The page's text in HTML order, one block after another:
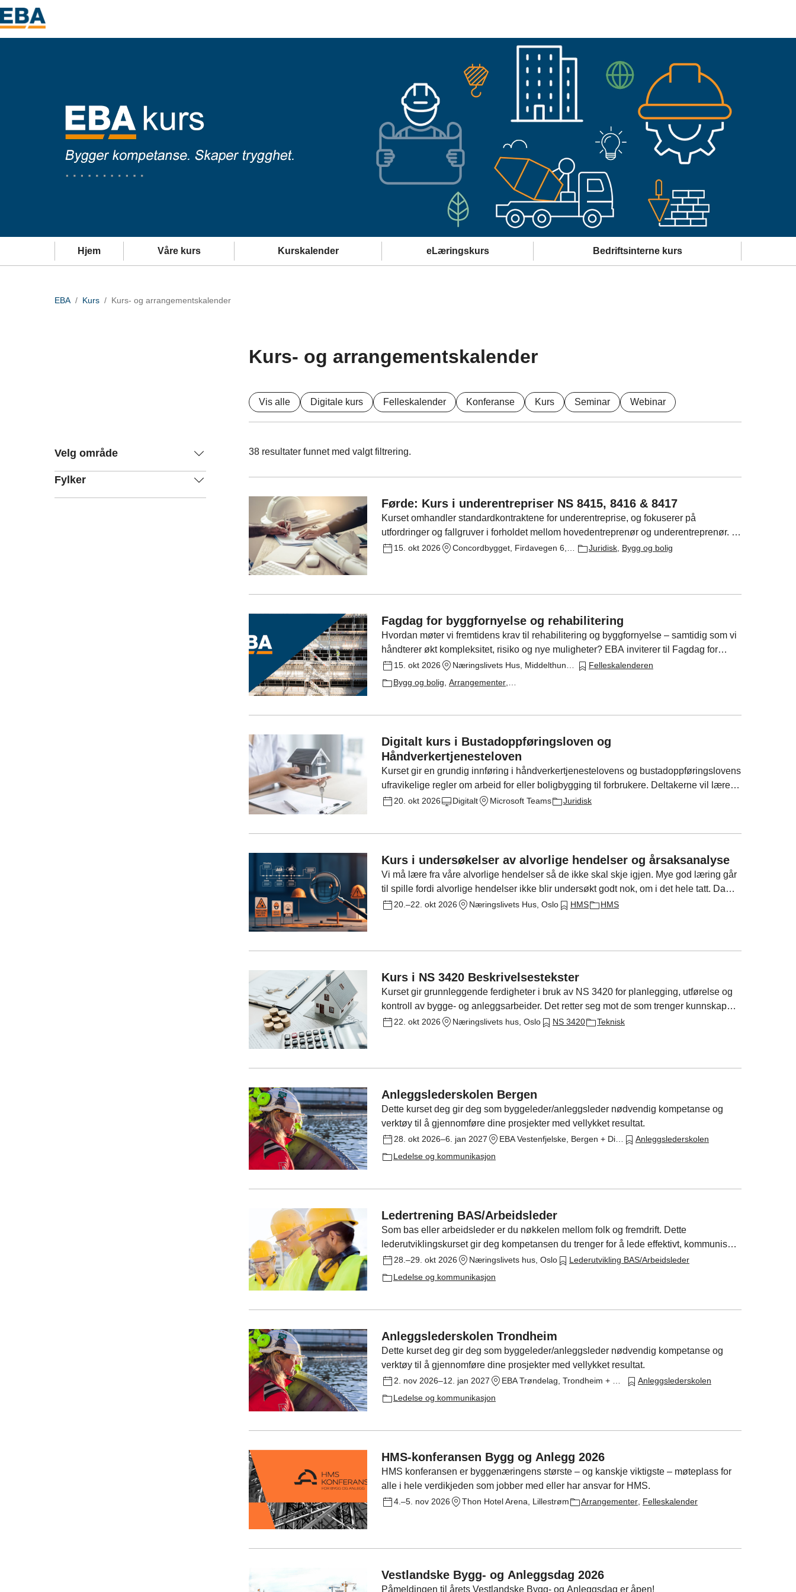
Hjem Våre kurs Kurskalender eLæringskurs Bedriftsinterne kurs
EBA Kurs Kurs- og arrangementskalender
Kurs- og arrangementskalender
Vis alle Digitale kurs Felleskalender Konferanse Kurs Seminar Webinar
Velg område
Fylker
38 resultater funnet med valgt filtrering.
Førde: Kurs i underentrepriser NS 8415, 8416 & 8417
Kurset omhandler standardkontraktene for underentreprise, og fokuserer på
utfordringer og fallgruver i forholdet mellom hovedentreprenør og underentreprenør. I
tillegg vil kurset ta for seg hvordan underentreprisestandardene skiller seg fra NS
15. okt 2026 Juridisk Bygg og bolig
Fagdag for byggfornyelse og rehabilitering
Hvordan møter vi fremtidens krav til rehabilitering og byggfornyelse – samtidig som vi
håndterer økt kompleksitet, risiko og nye muligheter? EBA inviterer til Fagdag for
byggfornyelse og rehabilitering – en møteplass for innsikt, erfaringsdeling og
diskusjon om temaene som preger bransjen akkurat nå.
15. okt 2026
Felleskalenderen
Bygg og bolig Arrangementer
Digitalt kurs i Bustadoppføringsloven og
Håndverkertjenesteloven
Kurset gir en grundig innføring i håndverkertjenestelovens og bustadoppføringslovens
ufravikelige regler om arbeid for eller boligbygging til forbrukere. Deltakerne vil lære
hovedreglene i loven og få praktiske tips for å håndtere utfordringer i byggeprosjekter.
20. okt 2026 Digitalt Microsoft Teams Juridisk
Kurs i undersøkelser av alvorlige hendelser og årsaksanalyse
Vi må lære fra våre alvorlige hendelser så de ikke skal skje igjen. Mye god læring går
til spille fordi alvorlige hendelser ikke blir undersøkt godt nok, om i det hele tatt. Da
skjer de alvorlige hendelsene på nytt.
20.–22. okt 2026 Næringslivets Hus, Oslo HMS HMS
Kurs i NS 3420 Beskrivelsestekster
Kurset gir grunnleggende ferdigheter i bruk av NS 3420 for planlegging, utførelse og
kontroll av bygge- og anleggsarbeider. Det retter seg mot de som trenger kunnskap
om detaljbeskrivelser, kalkulasjon og kontraktsoppfølging. Gjennom forelesninger og
22. okt 2026 Næringslivets hus, Oslo NS 3420 Teknisk
Anleggslederskolen Bergen
Dette kurset deg gir deg som byggeleder/anleggsleder nødvendig kompetanse og
verktøy til å gjennomføre dine prosjekter med vellykket resultat.
28. okt 2026–6. jan 2027 EBA Vestenfjelske, Bergen + Digitalt
Anleggslederskolen
Ledelse og kommunikasjon
Ledertrening BAS/Arbeidsleder
Som bas eller arbeidsleder er du nøkkelen mellom folk og fremdrift. Dette
lederutviklingskurset gir deg kompetansen du trenger for å lede effektivt, kommunisere
tydelig og håndtere utfordringer i praksis.
28.–29. okt 2026 Næringslivets hus, Oslo
Lederutvikling BAS/Arbeidsleder
Ledelse og kommunikasjon
Anleggslederskolen Trondheim
Dette kurset deg gir deg som byggeleder/anleggsleder nødvendig kompetanse og
verktøy til å gjennomføre dine prosjekter med vellykket resultat.
2. nov 2026–12. jan 2027 EBA Trøndelag, Trondheim + Digitalt
Anleggslederskolen
Ledelse og kommunikasjon
HMS-konferansen Bygg og Anlegg 2026
HMS konferansen er byggenæringens største – og kanskje viktigste – møteplass for
alle i hele verdikjeden som jobber med eller har ansvar for HMS.
4.–5. nov 2026 Thon Hotel Arena, Lillestrøm Arrangementer, Felleskalender
Vestlandske Bygg- og Anleggsdag 2026
Påmeldingen til årets Vestlandske Bygg- og Anleggsdag er åpen!